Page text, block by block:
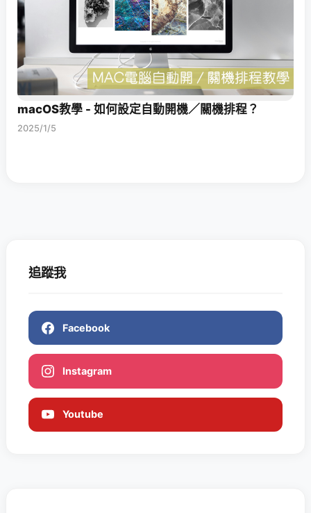
macOS教學 - 如何設定自動開機／關機排程？
2025/1/5
追蹤我
Facebook
Instagram
Youtube